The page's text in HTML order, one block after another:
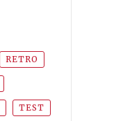
RETRO
TEST